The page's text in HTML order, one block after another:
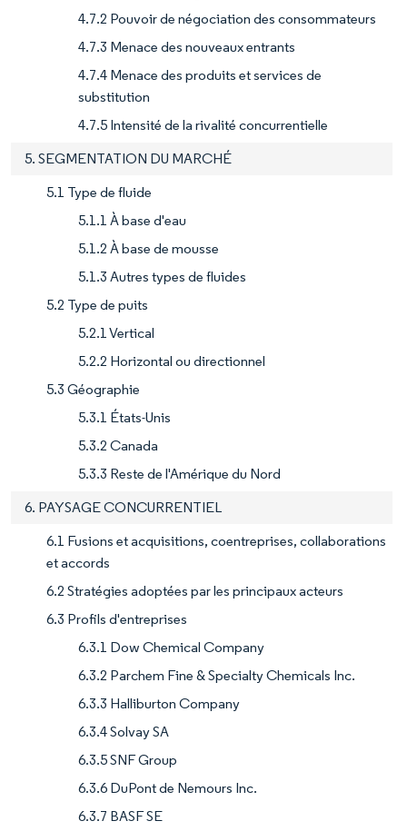
4.7.2 Pouvoir de négociation des consommateurs
4.7.3 Menace des nouveaux entrants
4.7.4 Menace des produits et services de
substitution
4.7.5 Intensité de la rivalité concurrentielle
5. SEGMENTATION DU MARCHÉ
5.1 Type de fluide
5.1.1 À base d'eau
5.1.2 À base de mousse
5.1.3 Autres types de fluides
5.2 Type de puits
5.2.1 Vertical
5.2.2 Horizontal ou directionnel
5.3 Géographie
5.3.1 États-Unis
5.3.2 Canada
5.3.3 Reste de l'Amérique du Nord
6. PAYSAGE CONCURRENTIEL
6.1 Fusions et acquisitions, coentreprises, collaborations
et accords
6.2 Stratégies adoptées par les principaux acteurs
6.3 Profils d'entreprises
6.3.1 Dow Chemical Company
6.3.2 Parchem Fine & Specialty Chemicals Inc.
6.3.3 Halliburton Company
6.3.4 Solvay SA
6.3.5 SNF Group
6.3.6 DuPont de Nemours Inc.
6.3.7 BASF SE